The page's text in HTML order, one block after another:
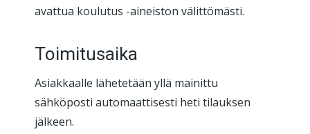
avattua koulutus -aineiston välittömästi.
Toimitusaika
Asiakkaalle lähetetään yllä mainittu
sähköposti automaattisesti heti tilauksen
jälkeen.